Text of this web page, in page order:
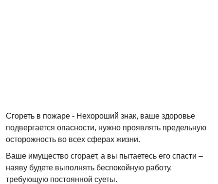
Сгореть в пожаре - Нехороший знак, ваше здоровье
подвергается опасности, нужно проявлять предельную
осторожность во всех сферах жизни.
Ваше имущество сгорает, а вы пытаетесь его спасти –
наяву будете выполнять беспокойную работу,
требующую постоянной суеты.